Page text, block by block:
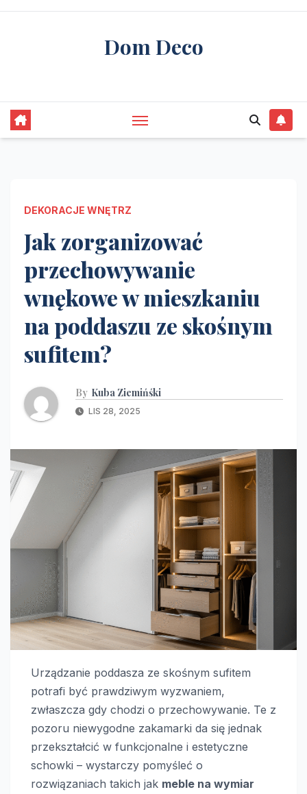
Skip
Dom Deco
DEKORACJE WNĘTRZ
Jak zorganizować
przechowywanie
wnękowe w mieszkaniu
na poddaszu ze skośnym
sufitem?
By Kuba Ziemińśki
LIS 28, 2025
Urządzanie poddasza ze skośnym sufitem
potrafi być prawdziwym wyzwaniem,
zwłaszcza gdy chodzi o przechowywanie. Te z
pozoru niewygodne zakamarki da się jednak
przekształcić w funkcjonalne i estetyczne
schowki – wystarczy pomyśleć o
rozwiązaniach takich jak meble na wymiar